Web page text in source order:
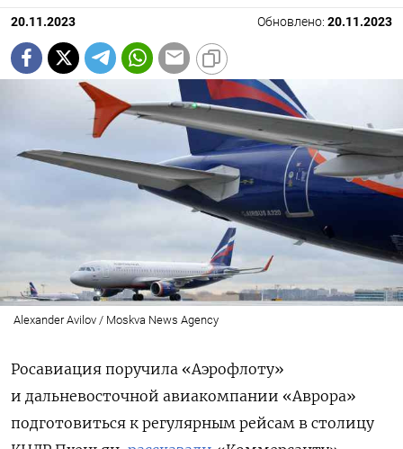
20.11.2023 Обновлено: 20.11.2023
Alexander Avilov / Moskva News Agency
Росавиация поручила «Аэрофлоту»
и дальневосточной авиакомпании «Аврора»
подготовиться к регулярным рейсам в столицу